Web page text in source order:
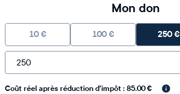
Mon don
10 € 100 € 250€
Coût réel après réduction d'impôt : 85.00 €